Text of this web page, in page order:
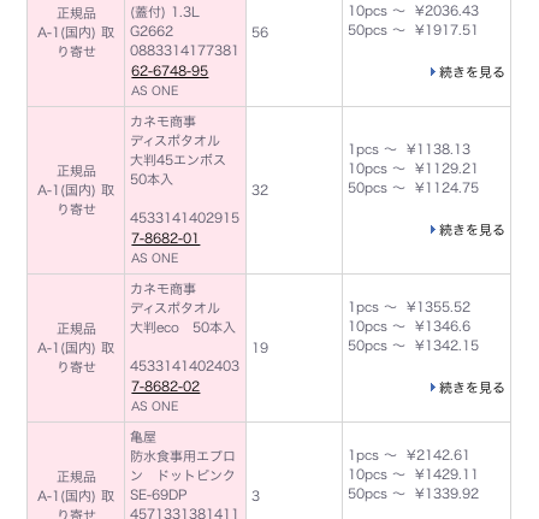
正規品
A-1(国内) 取
り寄せ
(蓋付) 1.3L
G2662
0883314177381
62-6748-95
AS ONE
56
10pcs ～ ¥2036.43
50pcs ～ ¥1917.51
続きを見る
正規品
A-1(国内) 取
り寄せ
カネモ商事
ディスポタオル
大判45エンボス
50本入
4533141402915
7-8682-01
AS ONE
32
1pcs ～ ¥1138.13
10pcs ～ ¥1129.21
50pcs ～ ¥1124.75
続きを見る
正規品
A-1(国内) 取
り寄せ
カネモ商事
ディスポタオル
大判eco 50本入
4533141402403
7-8682-02
AS ONE
19
1pcs ～ ¥1355.52
10pcs ～ ¥1346.6
50pcs ～ ¥1342.15
続きを見る
正規品
A-1(国内) 取
り寄せ
亀屋
防水食事用エプロ
ン ドットピンク
SE-69DP
4571331381411
3
1pcs ～ ¥2142.61
10pcs ～ ¥1429.11
50pcs ～ ¥1339.92